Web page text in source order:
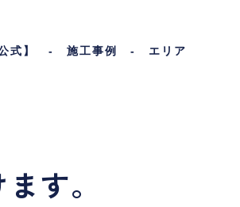
式】 - 施工事例 - エリア
す。